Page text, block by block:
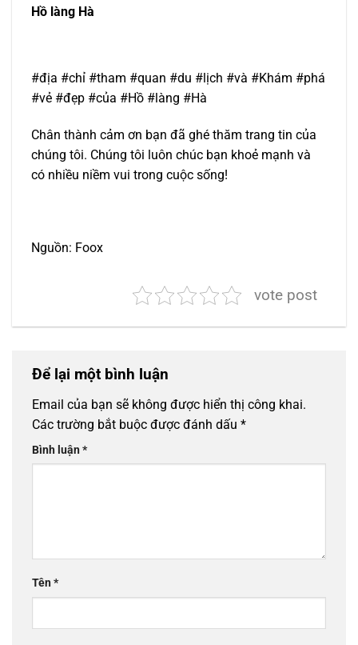
Hồ làng Hà
#địa #chỉ #tham #quan #du #lịch #và #Khám #phá
#vẻ #đẹp #của #Hồ #làng #Hà
Chân thành cảm ơn bạn đã ghé thăm trang tin của
chúng tôi. Chúng tôi luôn chúc bạn khoẻ mạnh và
có nhiều niềm vui trong cuộc sống!
Nguồn: Foox
vote post
Để lại một bình luận
Email của bạn sẽ không được hiển thị công khai.
Các trường bắt buộc được đánh dấu *
Bình luận*
Tên*